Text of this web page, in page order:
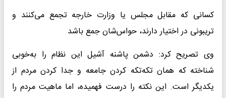
کسانی که مقابل مجلس یا وزارت خارجه تجمع می‌کنند و
تریبونی در اختیار دارند، حواس‌شان جمع باشد
وی تصریح کرد: دشمن پاشنه آشیل این نظام را به‌خوبی
شناخته که همان تکه‌تکه کردن جامعه و جدا کردن مردم از
یکدیگر است. این نکته را درست فهمیده، اما ماهیت مردم را